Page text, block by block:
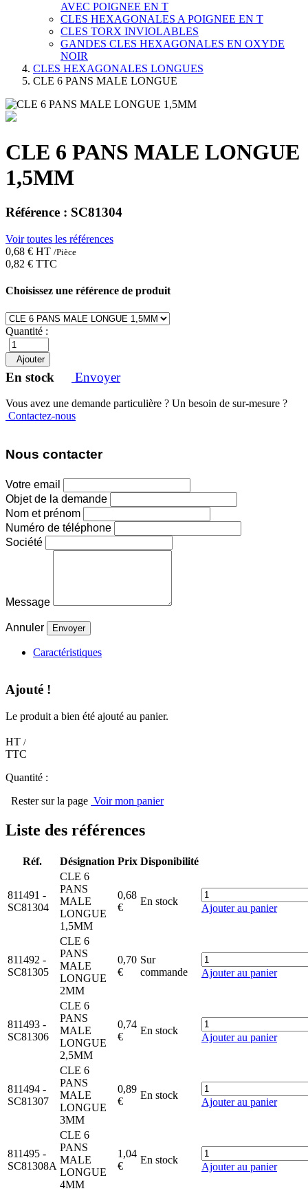
AVEC POIGNEE EN T
CLES HEXAGONALES A POIGNEE EN T
CLES TORX INVIOLABLES
GANDES CLES HEXAGONALES EN OXYDE
NOIR
CLES HEXAGONALES LONGUES
CLE 6 PANS MALE LONGUE
CLE 6 PANS MALE LONGUE
1,5MM
Référence : SC81304
Voir toutes les références
0,68 € HT /Pièce
0,82 € TTC
Choisissez une référence de produit
Quantité :
Ajouter
En stock Envoyer
Vous avez une demande particulière ? Un besoin de sur-mesure ?
Contactez-nous
Nous contacter
Votre email
Objet de la demande
Nom et prénom
Numéro de téléphone
Société
Message
Annuler
Caractéristiques
Ajouté !
Le produit a bien été ajouté au panier.
HT /
TTC
Quantité :
Rester sur la page Voir mon panier
Liste des références
Réf. Désignation Prix Disponibilité
811491 -
SC81304
CLE 6
PANS
MALE
LONGUE
1,5MM
0,68
€
En stock
Ajouter au panier
811492 -
SC81305
CLE 6
PANS
MALE
LONGUE
2MM
0,70
€
Sur
commande
Ajouter au panier
811493 -
SC81306
CLE 6
PANS
MALE
LONGUE
2,5MM
0,74
€
En stock
Ajouter au panier
811494 -
SC81307
CLE 6
PANS
MALE
LONGUE
3MM
0,89
€
En stock
Ajouter au panier
811495 -
SC81308A
CLE 6
PANS
MALE
LONGUE
4MM
1,04
€
En stock
Ajouter au panier